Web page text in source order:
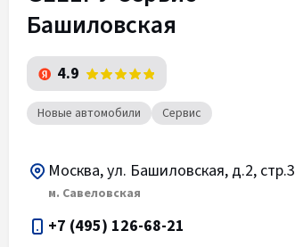
Башиловская
4.9
Новые автомобили Сервис
Москва, ул. Башиловская, д.2, стр.3
м. Савеловская
+7 (495) 126-68-21